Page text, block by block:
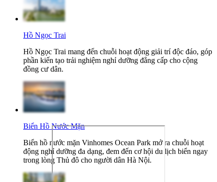
Hồ Ngọc Trai
Hồ Ngọc Trai mang đến chuỗi hoạt động giải trí độc đáo, góp
phần kiến tạo trải nghiệm nghỉ dưỡng đẳng cấp cho cộng
đồng cư dân.
Biển Hồ Nước Mặn
Biển hồ nước mặn Vinhomes Ocean Park mở ra chuỗi hoạt
động nghỉ dưỡng đa dạng, đem đến cơ hội du lịch biển ngay
trong lòng Thủ đô cho người dân Hà Nội.